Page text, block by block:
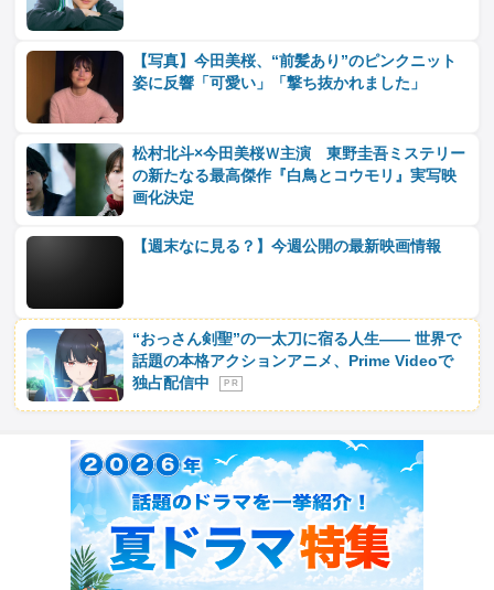
【写真】今田美桜、“前髪あり”のピンクニット
姿に反響「可愛い」「撃ち抜かれました」
松村北斗×今田美桜Ｗ主演 東野圭吾ミステリー
の新たなる最高傑作『白鳥とコウモリ』実写映
画化決定
【週末なに見る？】今週公開の最新映画情報
“おっさん剣聖”の一太刀に宿る人生―― 世界で
話題の本格アクションアニメ、Prime Videoで
独占配信中
P R